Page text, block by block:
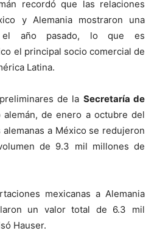
recordó que las relaciones
y Alemania mostraron una
el año pasado, lo que es
el principal socio comercial de
Latina.
de la Secretaría de
de enero a octubre del
a México se redujeron
de 9.3 mil millones de
mexicanas a Alemania
un valor total de 6.3 mil
Hauser.